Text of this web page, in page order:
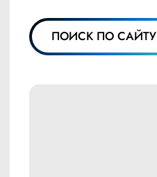
ПОИСК ПО САЙТУ